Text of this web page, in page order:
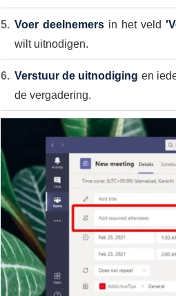
Voer deelnemersin het veld
wilt uitnodigen.
Verstuur de uitnodiging en
de vergadering.